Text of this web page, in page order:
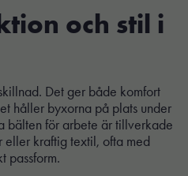
och stil i
Det ger både komfort
håller byxorna på plats under
bälten för arbete är tillverkade
eller kraftig textil, ofta med
passform.